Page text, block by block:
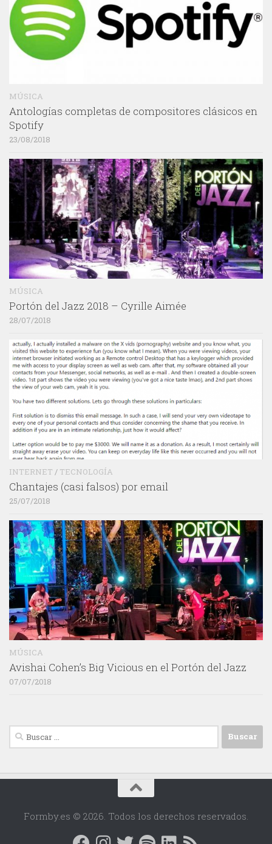
MÚSICA
Antologías completas de compositores clásicos en
Spotify
23/08/2018
MÚSICA
Portón del Jazz 2018 – Cyrille Aimée
28/07/2018
INTERNET / TECNOLOGÍA
Chantajes (casi falsos) por email
25/07/2018
MÚSICA
Avishai Cohen’s Big Vicious en el Portón del Jazz
07/07/2018
Buscar:
Formby.es © 2026. Todos los derechos reservados.